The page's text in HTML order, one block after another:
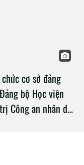
cơ sở đảng
bộ Học viện
Công an nhân dân